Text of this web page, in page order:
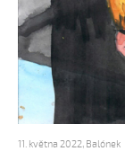
11. května 2022, Balónek